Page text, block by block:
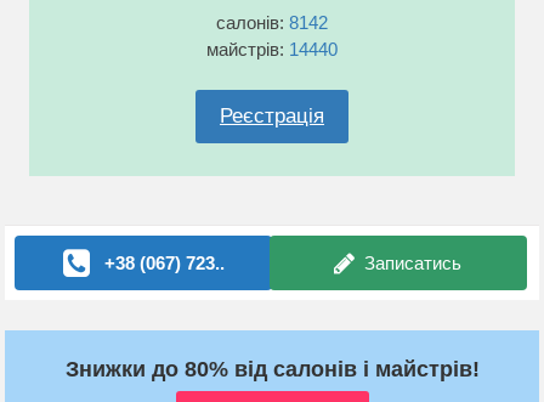
салонів: 8142
майстрів: 14440
Реєстрація
+38 (067) 723.. Записатись
Знижки до 80% від салонів і майстрів!